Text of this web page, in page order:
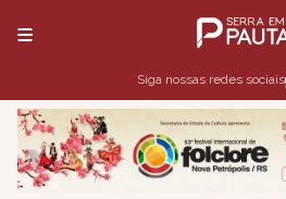
Siga nossas redes sociais